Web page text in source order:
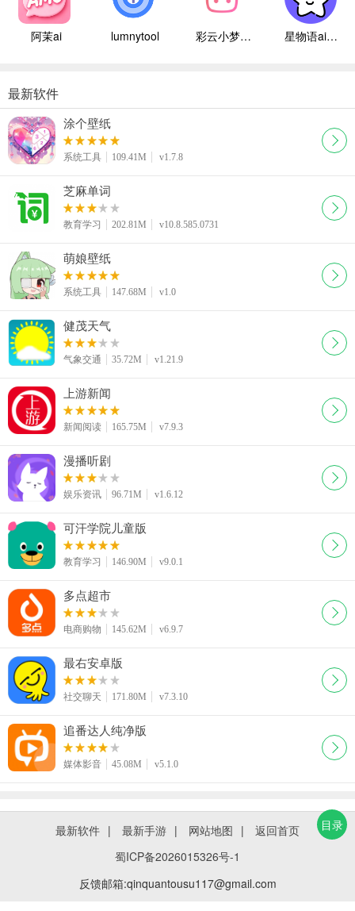
阿茉ai lumnytool 彩云小梦国际版 星物语ai聊天
最新软件
涂个壁纸
系统工具 109.41M v1.7.8
芝麻单词
教育学习 202.81M v10.8.585.0731
萌娘壁纸
系统工具 147.68M v1.0
健茂天气
气象交通 35.72M v1.21.9
上游新闻
新闻阅读 165.75M v7.9.3
漫播听剧
娱乐资讯 96.71M v1.6.12
可汗学院儿童版
教育学习 146.90M v9.0.1
多点超市
电商购物 145.62M v6.9.7
最右安卓版
社交聊天 171.80M v7.3.10
追番达人纯净版
媒体影音 45.08M v5.1.0
最新软件 | 最新手游 | 网站地图 |
返回首页
蜀ICP备2026015326号-1
反馈邮箱:qinquantousu117@gmail.com
目录